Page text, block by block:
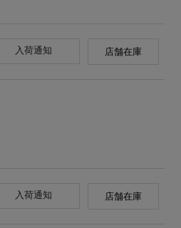
入荷通知 店舗在庫
入荷通知 店舗在庫